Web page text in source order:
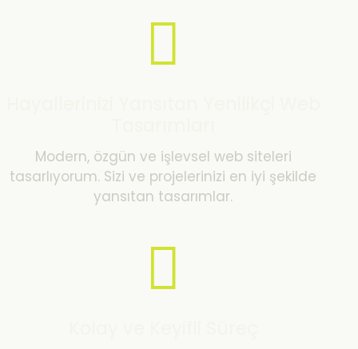
Modern, özgün ve işlevsel web siteleri
tasarlıyorum. Sizi ve projelerinizi en iyi şekilde
yansıtan tasarımlar.